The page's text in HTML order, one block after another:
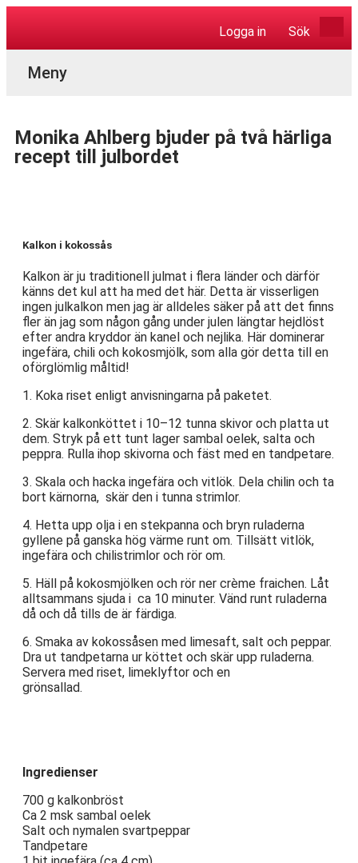
Logga in Sök
Monika Ahlberg bjuder på två härliga
recept till julbordet
Kalkon i kokossås
Kalkon är ju traditionell julmat i flera länder och därför
känns det kul att ha med det här. Detta är visserligen
ingen julkalkon men jag är alldeles säker på att det finns
fler än jag som någon gång under julen längtar hejdlöst
efter andra kryddor än kanel och nejlika. Här dominerar
ingefära, chili och kokosmjölk, som alla gör detta till en
oförglömlig måltid!
1. Koka riset enligt anvisningarna på paketet.
2. Skär kalkonköttet i 10–12 tunna skivor och platta ut
dem. Stryk på ett tunt lager sambal oelek, salta och
peppra. Rulla ihop skivorna och fäst med en tandpetare.
3. Skala och hacka ingefära och vitlök. Dela chilin och ta
bort kärnorna, skär den i tunna strimlor.
4. Hetta upp olja i en stekpanna och bryn ruladerna
gyllene på ganska hög värme runt om. Tillsätt vitlök,
ingefära och chilistrimlor och rör om.
5. Häll på kokosmjölken och rör ner crème fraichen. Låt
alltsammans sjuda i ca 10 minuter. Vänd runt ruladerna
då och då tills de är färdiga.
6. Smaka av kokossåsen med limesaft, salt och peppar.
Dra ut tandpetarna ur köttet och skär upp ruladerna.
Servera med riset, limeklyftor och en
grönsallad.
Ingredienser
700 g kalkonbröst
Ca 2 msk sambal oelek
Salt och nymalen svartpeppar
Tandpetare